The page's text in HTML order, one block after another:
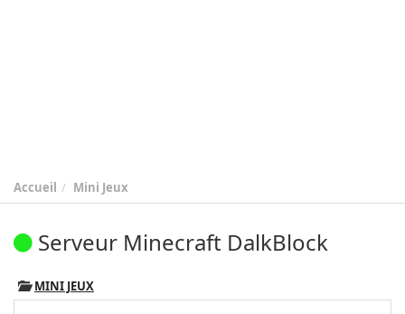
Accueil Mini Jeux
Serveur Minecraft DalkBlock
MINI JEUX